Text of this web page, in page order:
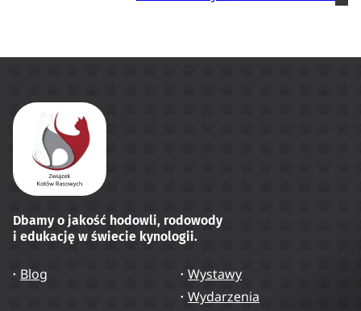
Dbamy o jakość hodowli, rodowody
i edukację w świecie kynologii.
Blog
Wystawy
Wydarzenia